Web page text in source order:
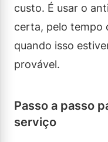
custo. É usar o
certa, pelo tempo
quando isso
provável.
Passo a passo
serviço